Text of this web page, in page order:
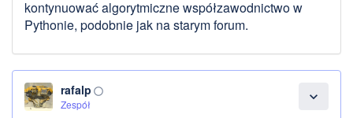
kontynuować algorytmiczne współzawodnictwo w
Pythonie, podobnie jak na starym forum.
expand_more
rafalp panorama_fish_eye
Zespół